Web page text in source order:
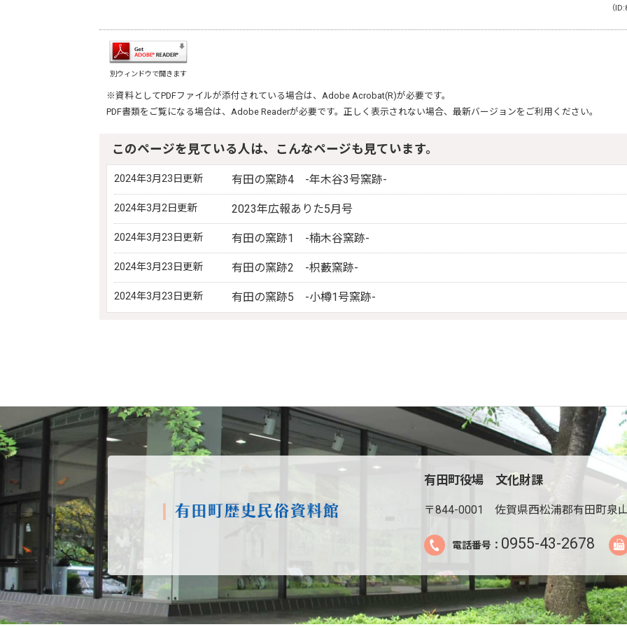
（
別ウィンドウで開きます
※資料としてPDFファイルが添付されている場合は、 Adobe Acrobat(R)が必要です。
PDF書類をご覧になる場合は、 Adobe Readerが必要です。正しく表示されない場合、最新バージョンをご利用ください。
このページを見ている人は、こんなページも見ています。
2024年3月23日更新 有田の窯跡4 -年木谷3号窯跡-
2024年3月2日更新 2023年広報ありた5月号
2024年3月23日更新 有田の窯跡1 -楠木谷窯跡-
2024年3月23日更新 有田の窯跡2 -枳藪窯跡-
2024年3月23日更新 有田の窯跡5 -小樽1号窯跡-
有田町役場 文化財課
〒844-0001 佐賀県西松浦郡有田町泉
電話番号： 0955-43-2678